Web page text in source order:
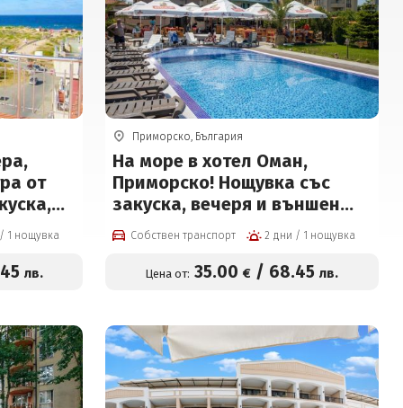
от
от 35
2 дни / 1 нощувка
лв.
Приморско, България
На море в хотел Оман,
Приморско! Нощувка със
закуска, вечеря и външен
басейн на цени от 35 € на
човек
Собствен транспорт 2 дни / 1 нощувка
Цена от: 35.00 € / 68.45 лв.